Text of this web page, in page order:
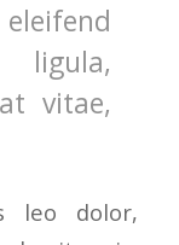
ligula,
vitae,
leo dolor,